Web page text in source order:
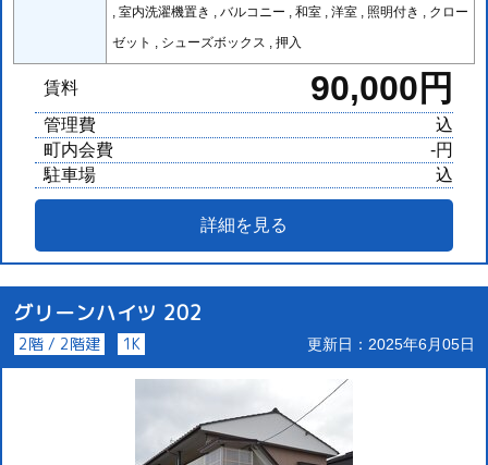
, 室内洗濯機置き , バルコニー , 和室 , 洋室 , 照明付き , クロー
ゼット , シューズボックス , 押入
賃料 90,000円
管理費
込
町内会費
-円
駐車場
込
詳細を見る
グリーンハイツ 202
2階 / 2階建 1K 更新日：2025年6月05日